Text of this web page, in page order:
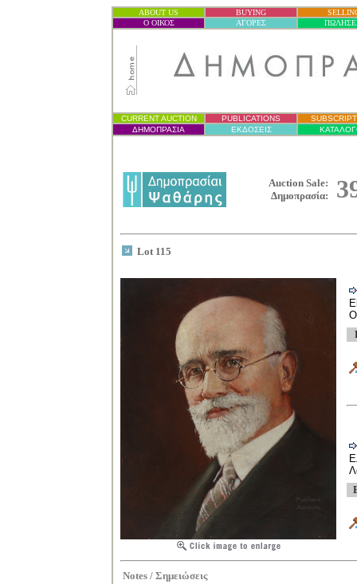
ABOUT US BUYING
Ο ΟΙΚΟΣ
ΑΓΟΡΕΣ
CURRENT AUCTION PUBLICATIONS
ΔΗΜΟΠΡΑΣΙΑ ΕΚΔΟΣΕΙΣ
Auction Sale:
Δημοπρασία:
Lot 115
Notes / Σημειώσεις